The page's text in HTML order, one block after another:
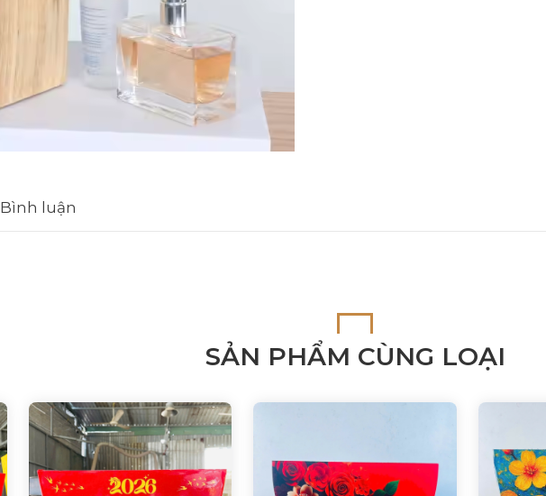
Bình luận
SẢN PHẨM CÙNG LOẠI